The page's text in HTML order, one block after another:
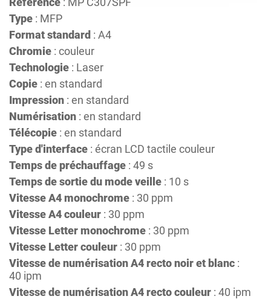
Type : MFP
Format standard : A4
Chromie : couleur
Technologie : Laser
Copie : en standard
Impression : en standard
Numérisation : en standard
Télécopie : en standard
Type d'interface : écran LCD tactile couleur
Temps de préchauffage : 49 s
Temps de sortie du mode veille : 10 s
Vitesse A4 monochrome : 30 ppm
Vitesse A4 couleur : 30 ppm
Vitesse Letter monochrome : 30 ppm
Vitesse Letter couleur : 30 ppm
Vitesse de numérisation A4 recto noir et blanc :
40 ipm
Vitesse de numérisation A4 recto couleur : 40 ipm